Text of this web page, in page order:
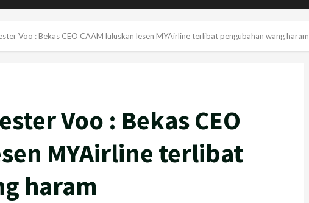
Voo : Bekas CEO CAAM luluskan lesen MYAirline terlibat pengubahan wang haram
Voo : Bekas CEO
MYAirline terlibat
haram